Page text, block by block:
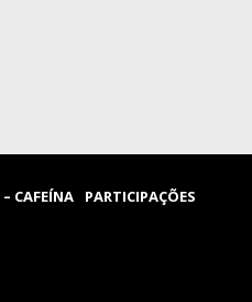
CAFEÍNA PARTICIPAÇÕES